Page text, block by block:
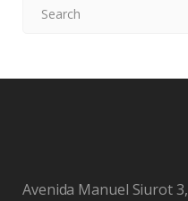
Avenida Manuel Siurot 3,